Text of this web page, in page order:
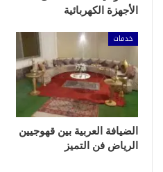
الأجهزة الكهربائية
خدمات
الضيافة العربية بين قهوجيين
الرياض فن التميز